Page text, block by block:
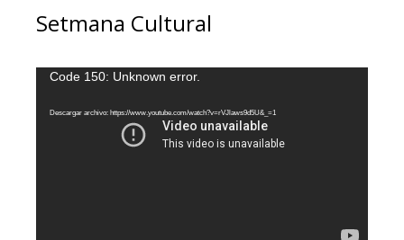
Setmana Cultural
Reproductor
vídeo
Code 150: Unknown error.
Descargar archivo: https://www.youtube.com/watch?v=rVJlaws9d5U&_=1